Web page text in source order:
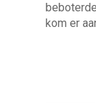
kom er